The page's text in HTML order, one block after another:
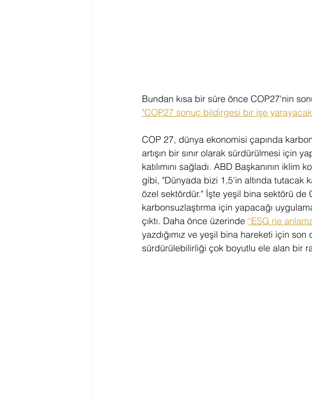
Bundan kısa bir süre önce COP27'nin
"COP27 sonuç bildirgesi bir işe yarayacak
COP 27, dünya ekonomisi çapında
artışın bir sınır olarak sürdürülmesi için
katılımını sağladı. ABD Başkanının
gibi, "Dünyada bizi 1,5'in altında tutacak
özel sektördür." İşte yeşil bina sektörü de
karbonsuzlaştırma için yapacağı
çıktı. Daha önce üzerinde “ESG ne
yazdığımız ve yeşil bina hareketi için
sürdürülebilirliği çok boyutlu ele alan bir